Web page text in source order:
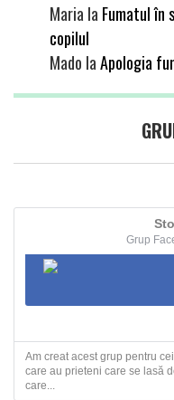
Maria la Fumatul în
copilul
Mado laApologia
Grup
Am creat acest grup pentru
care au prieteni care se lasă
care...